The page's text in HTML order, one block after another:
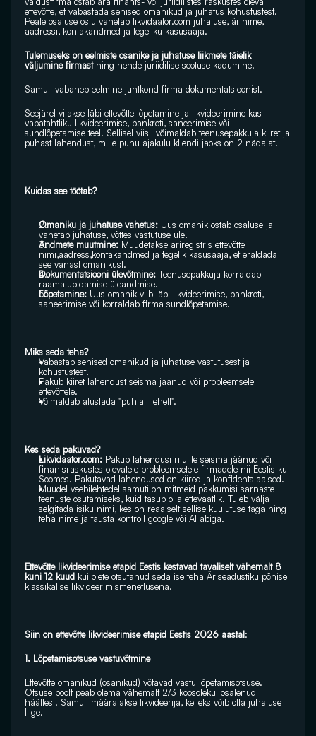
ettevõtte, et vabastada senised omanikud ja juhatus kohustustest.
Peale osaluse ostu vahetab likvidaator.com juhatuse, ärinime,
aadressi, kontakandmed ja tegeliku kasusaaja.
Tulemuseks on eelmiste osanike ja juhatuse liikmete täielik
väljumine firmast ning nende juriidilise seotuse kadumine.
Samuti vabaneb eelmine juhtkond firma dokumentatsioonist.
Seejärel viiakse läbi ettevõtte lõpetamine ja likvideerimine kas
vabatahtliku likvideerimise, pankroti, saneerimise või
sundlõpetamise teel. Sellisel viisil võimaldab teenusepakkuja kiiret ja
puhast lahendust, mille puhu ajakulu kliendi jaoks on 2 nädalat.
Kuidas see töötab?
Omaniku ja juhatuse vahetus: Uus omanik ostab osaluse ja
vahetab juhatuse, võttes vastutuse üle.
Andmete muutmine: Muudetakse äriregistris ettevõtte
nimi,aadress,kontakandmed ja tegelik kasusaaja, et eraldada
see vanast omanikust.
Dokumentatsiooni ülevõtmine: Teenusepakkuja korraldab
raamatupidamise üleandmise.
Lõpetamine: Uus omanik viib läbi likvideerimise, pankroti,
saneerimise või korraldab firma sundlõpetamise.
Miks seda teha?
Vabastab senised omanikud ja juhatuse vastutusest ja
kohustustest.
Pakub kiiret lahendust seisma jäänud või probleemsele
ettevõttele.
Võimaldab alustada "puhtalt lehelt".
Kes seda pakuvad?
Likvidaator.com: Pakub lahendusi riiulile seisma jäänud või
finantsraskustes olevatele probleemsetele firmadele nii Eestis kui
Soomes. Pakutavad lahendused on kiired ja konfidentsiaalsed.
Muudel veebilehtedel samuti on mitmeid pakkumisi sarnaste
teenuste osutamiseks, kuid tasub olla ettevaatlik. Tuleb välja
selgitada isiku nimi, kes on reaalselt sellise kuulutuse taga ning
teha nime ja tausta kontroll google või AI abiga.
Ettevõtte likvideerimise etapid Eestis kestavad tavaliselt vähemalt 8
kuni 12 kuud kui olete otsutanud seda ise teha Äriseadustiku põhise
klassikalise likvideerimismenetlusena.
Siin on ettevõtte likvideerimise etapid Eestis 2026 aastal:
1. Lõpetamisotsuse vastuvõtmine
Ettevõtte omanikud (osanikud) võtavad vastu lõpetamisotsuse.
Otsuse poolt peab olema vähemalt 2/3 koosolekul osalenud
häältest. Samuti määratakse likvideerija, kelleks võib olla juhatuse
liige.